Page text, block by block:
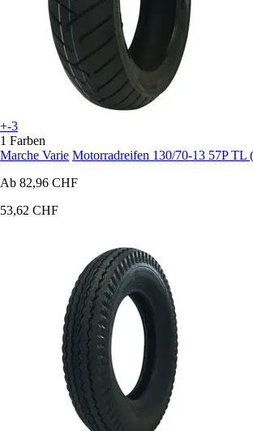
+-3
1 Farben
Marche Varie Motorradreifen 130/70-13 57P TL
Ab 82,96 CHF
53,62 CHF